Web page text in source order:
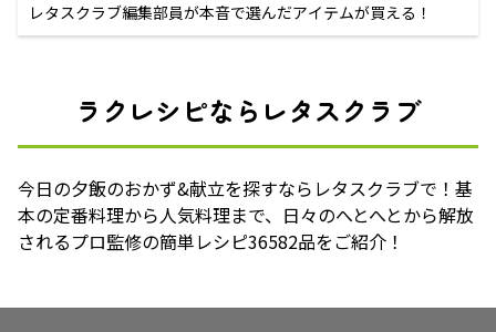
レタスクラブ編集部員が本音で選んだアイテムが買える！
ラクレシピならレタスクラブ
今日の夕飯のおかず&献立を探すならレタスクラブで！基
本の定番料理から人気料理まで、日々のへとへとから解放
されるプロ監修の簡単レシピ36582品をご紹介！